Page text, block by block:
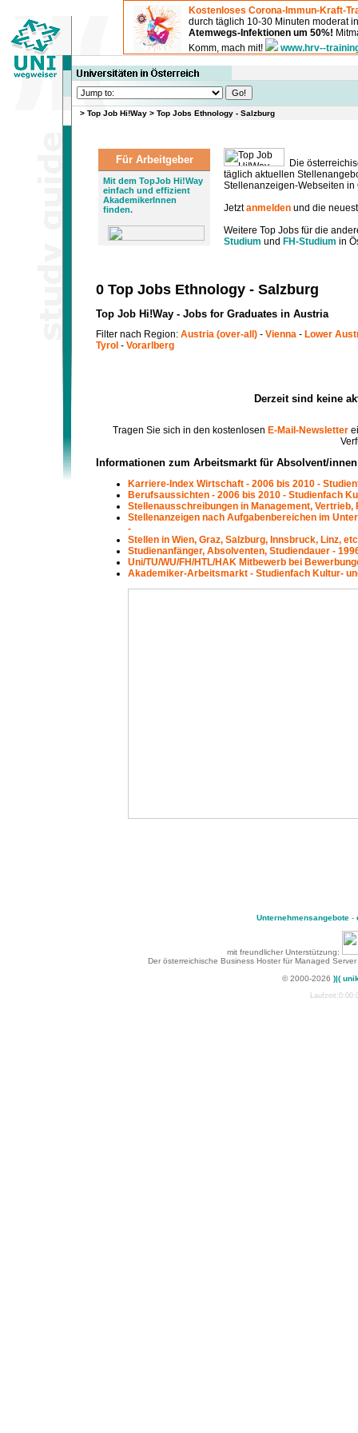
Kostenloses Corona-Immun-Kraft-
durch täglich 10-30 Minuten moderat
Atemwegs-Infektionen um 50%!
Komm, mach mit!
www.hrv--
> Top Job Hi!Way > Top Jobs Ethnology - Salzburg
Für Arbeitgeber
Mit dem TopJob Hi!Way
einfach und effizient
AkademikerInnen
finden.
Die
täglich aktuellen
Stellenanzeigen-Webseiten in
Jetztanmelden und die
Weitere Top Jobs für die
Studium und FH-Studium in
0 Top Jobs Ethnology - Salzburg
Top Job Hi!Way - Jobs for Graduates in Austria
Filter nach Region: Austria (over-all) - Vienna - Lower
Tyrol - Vorarlberg
Derzeit sind keine
Tragen Sie sich in den kostenlosen E-Mail-Newsletter
Informationen zum Arbeitsmarkt für Absolvent/
Karriere-Index Wirtschaft - 2006 bis 2010 -
Berufsaussichten - 2006 bis 2010 - Studienfach
Stellenausschreibungen in Management,
Stellenanzeigen nach Aufgabenbereichen im
-
Stellen in Wien, Graz, Salzburg, Innsbruck, Linz,
Studienanfänger, Absolventen, Studiendauer -
Uni/TU/WU/FH/HTL/HAK Mitbewerb bei
Akademiker-Arbeitsmarkt - Studienfach Kultur-
Unternehmensangebote-
mit freundlicher Unterstützung:
Der österreichische Business Hoster für Managed
© 2000-2026 )|(